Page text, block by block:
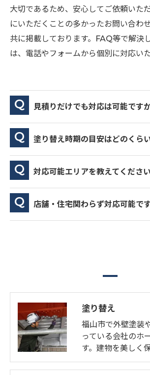
大切であるため、安心してご依頼いた
にいただくことの多かったお問い合わ
共に掲載しております。FAQ等で解決
は、電話やフォームから個別に対応いた
見積りだけでも対応は可能です
塗り替え時期の目安はどのくら
対応可能エリアを教えてください
店舗・住宅関わらず対応可能で
塗り替え
福山市で外壁塗装
っている会社のホ
す。建物を美しく